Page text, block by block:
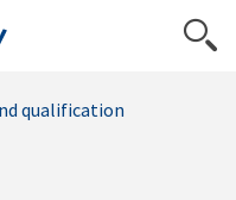
qualification